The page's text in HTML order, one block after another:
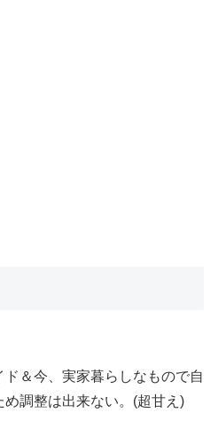
＆今、実家暮らしなもので自
調整は出来ない。(超甘え)